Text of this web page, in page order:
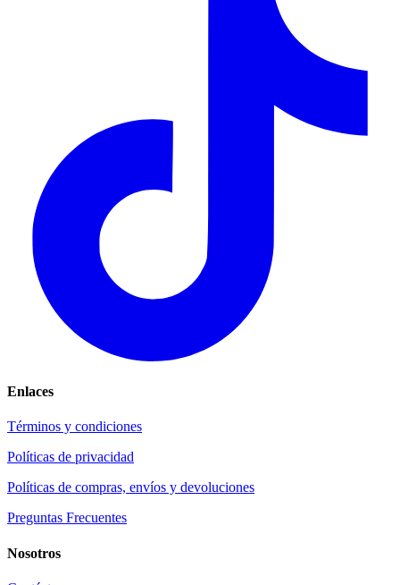
Enlaces
Términos y condiciones
Políticas de privacidad
Políticas de compras, envíos y devoluciones
Preguntas Frecuentes
Nosotros